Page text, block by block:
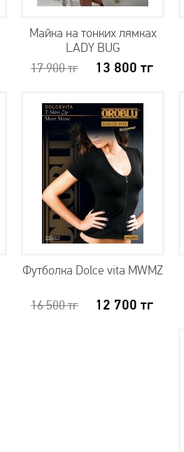
Майка на тонких лямках
LADY BUG
17 900тг 13 800 тг
Футболка Dolce vita MWMZ
16 500тг 12 700 тг